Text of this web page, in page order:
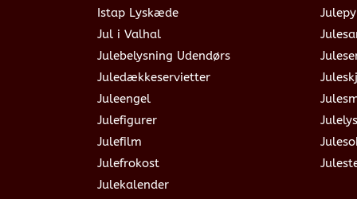
Istap Lyskæde
Jul i Valhal
Julebelysning Udendørs
Juledækkeservietter
Juleengel
Julefigurer
Julefilm
Julefrokost
Julekalender